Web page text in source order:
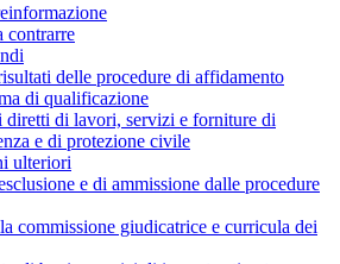
contrarre
delle procedure di affidamento
di qualificazione
diretti di lavori, servizi e forniture di
e di protezione civile
ulteriori
e di ammissione dalle procedure
commissione giudicatrice e curricula dei